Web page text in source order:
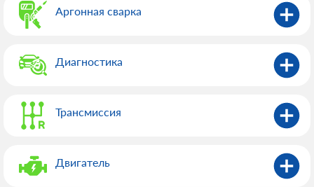
Аргонная сварка
Диагностика
Трансмиссия
Двигатель